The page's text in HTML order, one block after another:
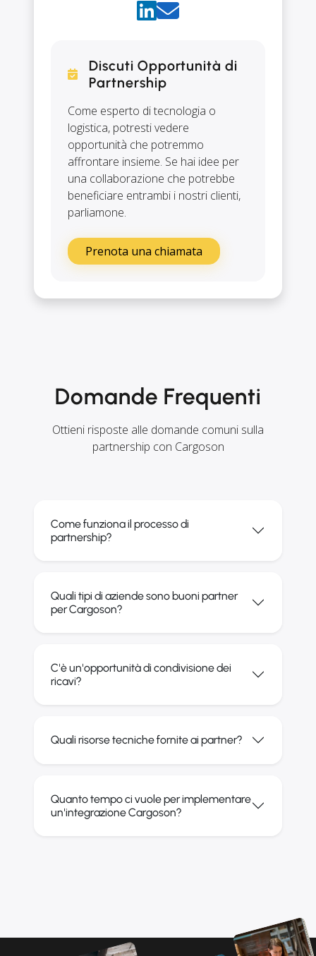
Discuti Opportunità di
Partnership
Come esperto di tecnologia o
logistica, potresti vedere
opportunità che potremmo
affrontare insieme. Se hai idee per
una collaborazione che potrebbe
beneficiare entrambi i nostri clienti,
parliamone.
Prenota una chiamata
Domande Frequenti
Ottieni risposte alle domande comuni sulla
partnership con Cargoson
Come funziona il processo di
partnership?
Quali tipi di aziende sono buoni partner
per Cargoson?
C'è un'opportunità di condivisione dei
ricavi?
Quali risorse tecniche fornite ai partner?
Quanto tempo ci vuole per implementare
un'integrazione Cargoson?